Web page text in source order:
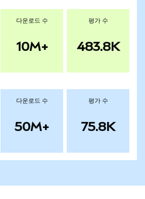
다운로드 수
10M+
평가 수
483.8K
다운로드 수
50M+
평가 수
75.8K